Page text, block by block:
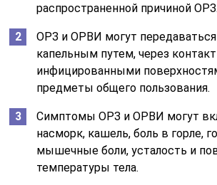
распространенной причиной ОРЗ.
ОРЗ и ОРВИ могут
капельным путем, через
инфицированными
предметы общего пользования.
Симптомы ОРЗ и ОРВИ могут
насморк, кашель, боль в горле,
мышечные боли, усталость и
температуры тела.